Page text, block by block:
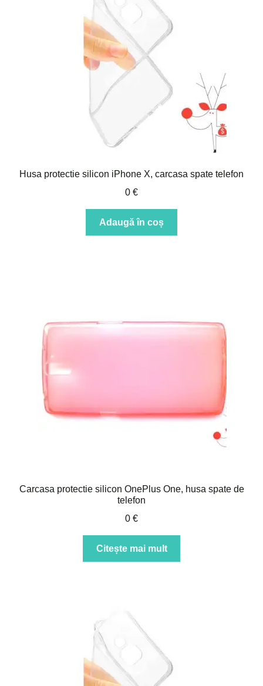
Husa protectie silicon iPhone X, carcasa spate telefon
0 €
Adaugă în coș
Carcasa protectie silicon OnePlus One, husa spate de
telefon
0 €
Citește mai mult